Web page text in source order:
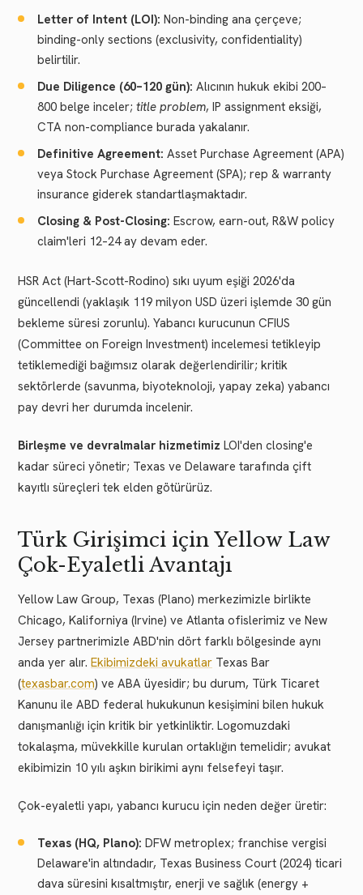
Letter of Intent (LOI): Non-binding ana çerçeve;
binding-only sections (exclusivity, confidentiality)
belirtilir.
Due Diligence (60–120 gün): Alıcının hukuk ekibi 200–
800 belge inceler; title problem, IP assignment eksiği,
CTA non-compliance burada yakalanır.
Definitive Agreement: Asset Purchase Agreement (APA)
veya Stock Purchase Agreement (SPA); rep & warranty
insurance giderek standartlaşmaktadır.
Closing & Post-Closing: Escrow, earn-out, R&W policy
claim'leri 12–24 ay devam eder.
HSR Act (Hart-Scott-Rodino) sıkı uyum eşiği 2026'da
güncellendi (yaklaşık 119 milyon USD üzeri işlemde 30 gün
bekleme süresi zorunlu). Yabancı kurucunun CFIUS
(Committee on Foreign Investment) incelemesi tetikleyip
tetiklemediği bağımsız olarak değerlendirilir; kritik
sektörlerde (savunma, biyoteknoloji, yapay zeka) yabancı
pay devri her durumda incelenir.
Birleşme ve devralmalar hizmetimiz LOI'den closing'e
kadar süreci yönetir; Texas ve Delaware tarafında çift
kayıtlı süreçleri tek elden götürürüz.
Türk Girişimci için Yellow Law
Çok-Eyaletli Avantajı
Yellow Law Group, Texas (Plano) merkezimizle birlikte
Chicago, Kaliforniya (Irvine) ve Atlanta ofislerimiz ve New
Jersey partnerimizle ABD'nin dört farklı bölgesinde aynı
anda yer alır. Ekibimizdeki avukatlar Texas Bar
(texasbar.com) ve ABA üyesidir; bu durum, Türk Ticaret
Kanunu ile ABD federal hukukunun kesişimini bilen hukuk
danışmanlığı için kritik bir yetkinliktir. Logomuzdaki
tokalaşma, müvekkille kurulan ortaklığın temelidir; avukat
ekibimizin 10 yılı aşkın birikimi aynı felsefeyi taşır.
Çok-eyaletli yapı, yabancı kurucu için neden değer üretir:
Texas (HQ, Plano): DFW metroplex; franchise vergisi
Delaware'in altındadır, Texas Business Court (2024) ticari
dava süresini kısaltmıştır, enerji ve sağlık (energy +